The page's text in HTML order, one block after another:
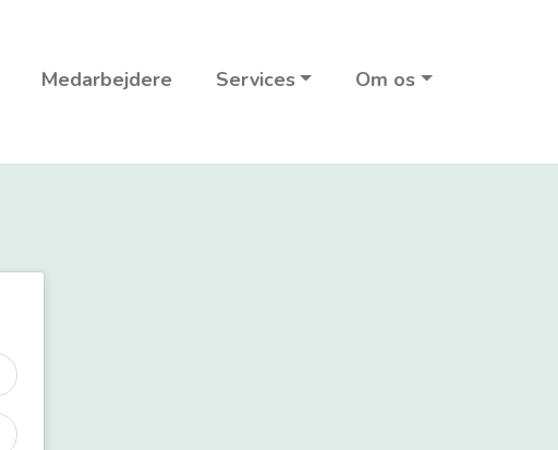
Medarbejdere Services Om os